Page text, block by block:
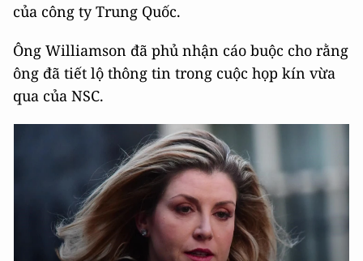
của công ty Trung Quốc.
Ông Williamson đã phủ nhận cáo buộc cho rằng
ông đã tiết lộ thông tin trong cuộc họp kín vừa
qua của NSC.